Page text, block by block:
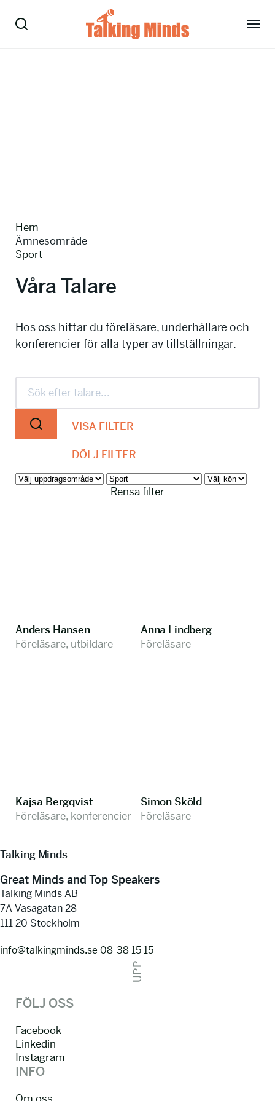
Kontakt
08-38 15 15
info@talkingminds.se
Hem
Ämnesområde
Sport
Våra Talare
Hos oss hittar du föreläsare, underhållare och
konferencier för alla typer av tillställningar.
VISA FILTER
DÖLJ FILTER
Rensa filter
Anders Hansen
Föreläsare, utbildare
Anna Lindberg
Föreläsare
Kajsa Bergqvist
Föreläsare, konferencier
Simon Sköld
Föreläsare
Talking Minds
Great Minds and Top Speakers
Talking Minds AB
7A Vasagatan 28
111 20 Stockholm
info@talkingminds.se 08-38 15 15
UPP
FÖLJ OSS
Facebook
Linkedin
Instagram
INFO